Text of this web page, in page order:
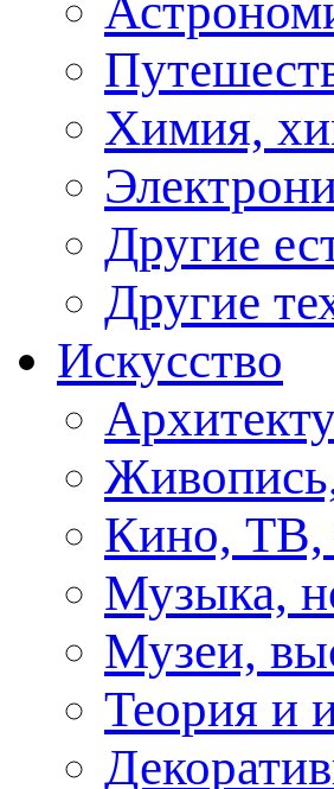
Химия,
Другие
Другие
Искусство
Кино, ТВ,
Музыка,
Музеи,
Теория и